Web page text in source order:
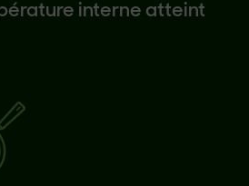
interne atteint